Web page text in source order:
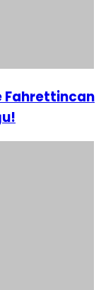
Fahrettincan